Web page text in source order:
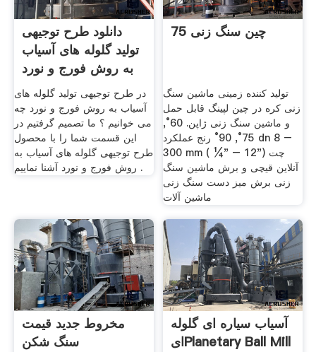
دانلود طرح توجیهی
تولید گلوله های آسیاب
به روش فورج و نورد
...
در طرح توجیهی تولید گلوله های
آسیاب به روش فورج و نورد چه
می خوانیم ؟ ما تصمیم گرفتیم در
این قسمت شما را با محصول
طرح توجیهی گلوله های آسیاب به
روش فورج و نورد آشنا نماییم .
چین سنگ زنی 75
تولید کننده زمینی ماشین سنگ
زنی کره در چین لپینگ قابل حمل
و ماشین سنگ زنی ژاپن. 60°,
75°, 90° رنج عملکرد dn 8 –
300 mm ( ¼" – 12") چت
آنلاین قیچی و برش ماشین سنگ
زنی برش میز دست سنگ زنی
ماشین آلات
مخروط جدید قیمت
سنگ شکن
آسیاب سیاره ای گلوله
ایPlanetary Ball Mill